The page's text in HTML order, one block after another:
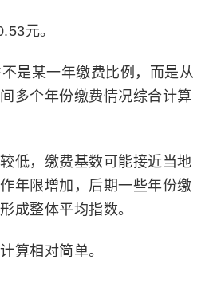
元。
是某一年缴费比例，而是从
多个年份缴费情况综合计算
低，缴费基数可能接近当地
年限增加，后期一些年份缴
成整体平均指数。
算相对简单。